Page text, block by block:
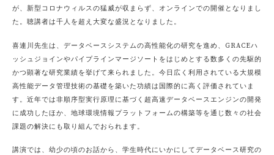
が、新型コロナウィルスの猛威が収まらず、オンラインでの開催となりまし
た。聴講者は千人を超え大変な盛況となりました。
喜連川先生は、データベースシステムの高性能化の研究を進め、GRACEハ
ッシュジョインやパイプラインマージソートをはじめとする数多くの先駆的
かつ顕著な研究業績を挙げて来られました。今日広く利用されている大規模
高性能データ管理技術の基礎を築いた功績は国際的に高く評価されていま
す。近年では非順序型実行原理に基づく超高速データベースエンジンの開発
に成功したほか、地球環境情報プラットフォームの構築等を通じ数々の社会
課題の解決にも取り組んでおられます。
講演では、幼少の頃のお話から、学生時代にいかにしてデータベース研究の